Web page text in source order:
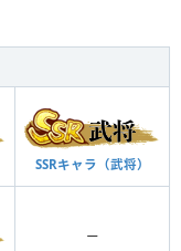
SSRキャラ（武将）
ー